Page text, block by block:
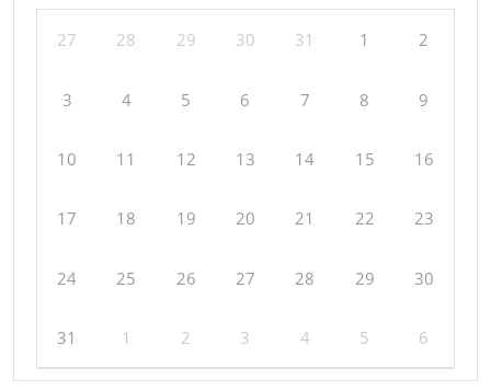
27 28 29 30 31 1 2
3 4 5 6 7 8 9
10 11 12 13 14 15 16
17 18 19 20 21 22 23
24 25 26 27 28 29 30
31 1 2 3 4 5 6